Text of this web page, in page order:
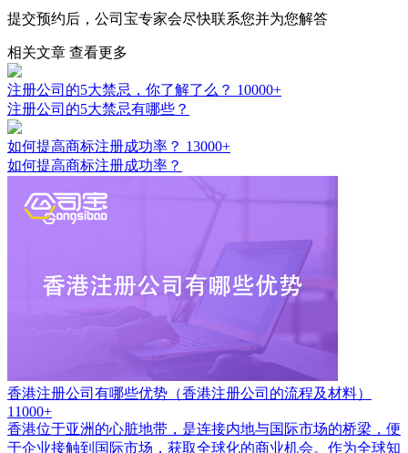
提交预约后，公司宝专家会尽快联系您并为您解答
相关文章 查看更多
注册公司的5大禁忌，你了解了么？ 10000+
注册公司的5大禁忌有哪些？
如何提高商标注册成功率？ 13000+
如何提高商标注册成功率？
香港注册公司有哪些优势（香港注册公司的流程及材料）
11000+
香港位于亚洲的心脏地带，是连接内地与国际市场的桥梁，便
于企业接触到国际市场，获取全球化的商业机会。作为全球知